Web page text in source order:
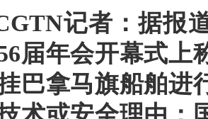
记者：据报
届年会开幕式上
巴拿马旗船舶进